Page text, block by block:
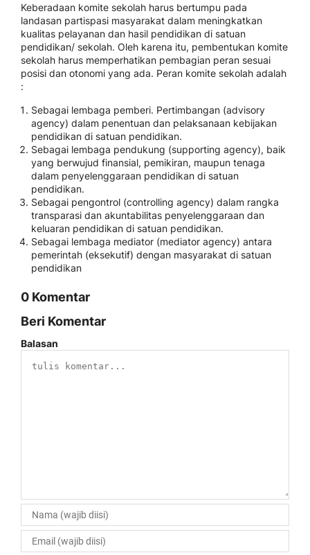
Keberadaan komite sekolah harus bertumpu pada
landasan partispasi masyarakat dalam meningkatkan
kualitas pelayanan dan hasil pendidikan di satuan
pendidikan/ sekolah. Oleh karena itu, pembentukan komite
sekolah harus memperhatikan pembagian peran sesuai
posisi dan otonomi yang ada. Peran komite sekolah adalah
:
Sebagai lembaga pemberi. Pertimbangan (advisory
agency) dalam penentuan dan pelaksanaan kebijakan
pendidikan di satuan pendidikan.
Sebagai lembaga pendukung (supporting agency), baik
yang berwujud finansial, pemikiran, maupun tenaga
dalam penyelenggaraan pendidikan di satuan
pendidikan.
Sebagai pengontrol (controlling agency) dalam rangka
transparasi dan akuntabilitas penyelenggaraan dan
keluaran pendidikan di satuan pendidikan.
Sebagai lembaga mediator (mediator agency) antara
pemerintah (eksekutif) dengan masyarakat di satuan
pendidikan
0 Komentar
Beri Komentar
Balasan